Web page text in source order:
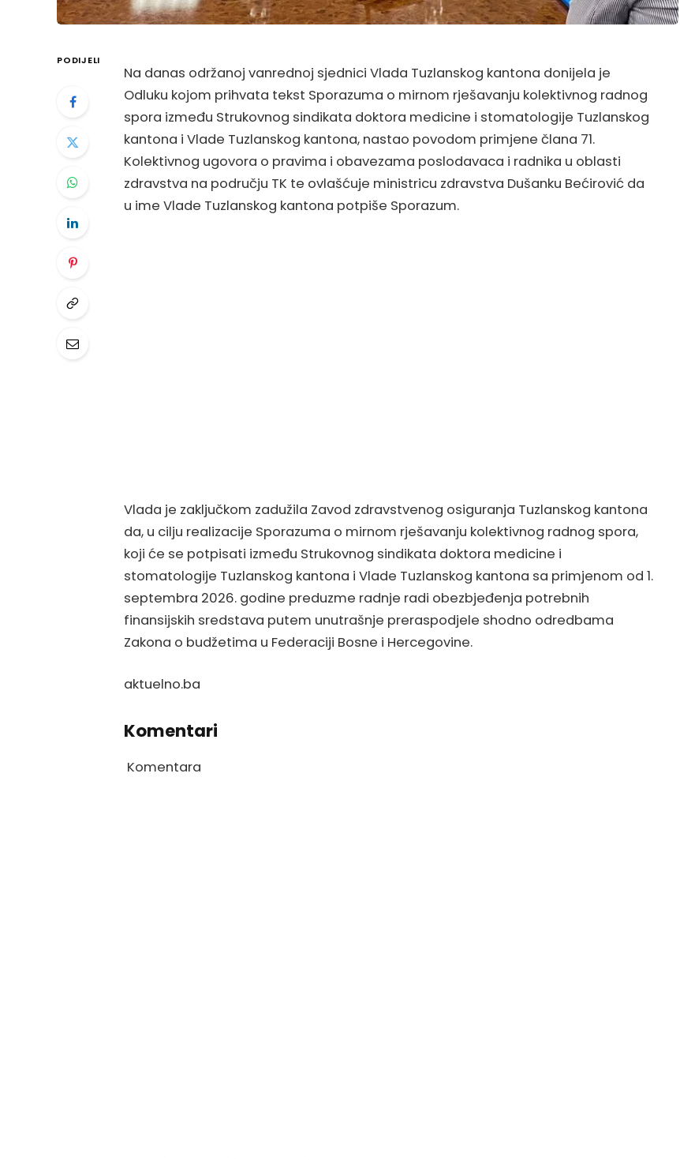
PODIJELI
Na danas održanoj vanrednoj sjednici Vlada Tuzlanskog kantona donijela je
Odluku kojom prihvata tekst Sporazuma o mirnom rješavanju kolektivnog radnog
spora između Strukovnog sindikata doktora medicine i stomatologije Tuzlanskog
kantona i Vlade Tuzlanskog kantona, nastao povodom primjene člana 71.
Kolektivnog ugovora o pravima i obavezama poslodavaca i radnika u oblasti
zdravstva na području TK te ovlašćuje ministricu zdravstva Dušanku Bećirović da
u ime Vlade Tuzlanskog kantona potpiše Sporazum.
Vlada je zaključkom zadužila Zavod zdravstvenog osiguranja Tuzlanskog kantona
da, u cilju realizacije Sporazuma o mirnom rješavanju kolektivnog radnog spora,
koji će se potpisati između Strukovnog sindikata doktora medicine i
stomatologije Tuzlanskog kantona i Vlade Tuzlanskog kantona sa primjenom od 1.
septembra 2026. godine preduzme radnje radi obezbjeđenja potrebnih
finansijskih sredstava putem unutrašnje preraspodjele shodno odredbama
Zakona o budžetima u Federaciji Bosne i Hercegovine.
aktuelno.ba
Komentari
Komentara